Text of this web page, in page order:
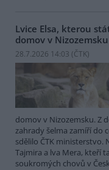
Lvice Elsa, kterou
domov v Nizozemsku
28.7.2026 14:03 (ČTK)
domov v Nizozemsku. Z
zahrady šelma zamíří do
sdělilo ČTK ministerstvo.
Tajmira a lva Mera, kteří
soukromých chovů v